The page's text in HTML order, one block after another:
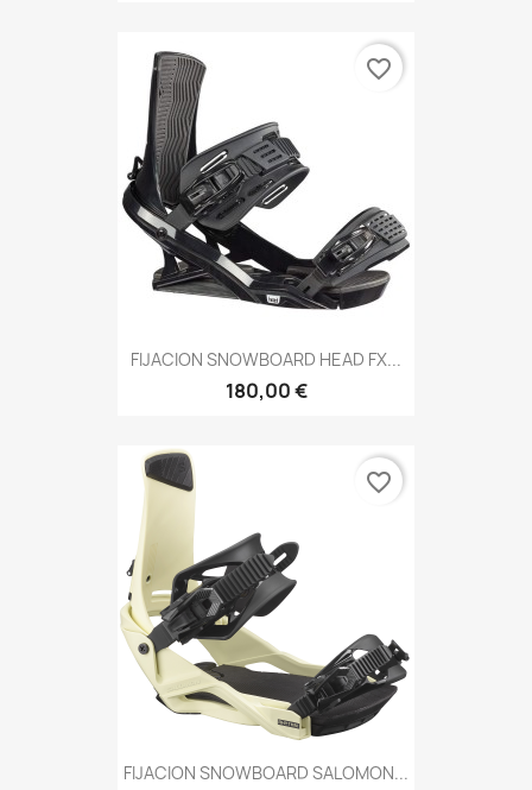
FIJACION SNOWBOARD HEAD FX...
180,00 €
favorite_border
FIJACION SNOWBOARD SALOMON...
favorite_border